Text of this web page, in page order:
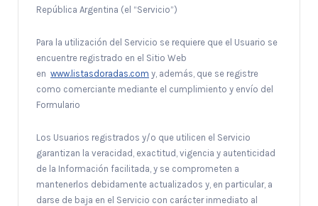
República Argentina (el “Servicio”)
Para la utilización del Servicio se requiere que el Usuario se
encuentre registrado en el Sitio Web
en www.listasdoradas.com y, además, que se registre
como comerciante mediante el cumplimiento y envío del
Formulario
Los Usuarios registrados y/o que utilicen el Servicio
garantizan la veracidad, exactitud, vigencia y autenticidad
de la Información facilitada, y se comprometen a
mantenerlos debidamente actualizados y, en particular, a
darse de baja en el Servicio con carácter inmediato al